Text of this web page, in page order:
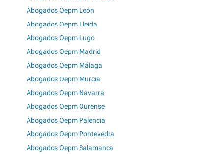
Abogados Oepm León
Abogados Oepm Lleida
Abogados Oepm Lugo
Abogados Oepm Madrid
Abogados Oepm Málaga
Abogados Oepm Murcia
Abogados Oepm Navarra
Abogados Oepm Ourense
Abogados Oepm Palencia
Abogados Oepm Pontevedra
Abogados Oepm Salamanca